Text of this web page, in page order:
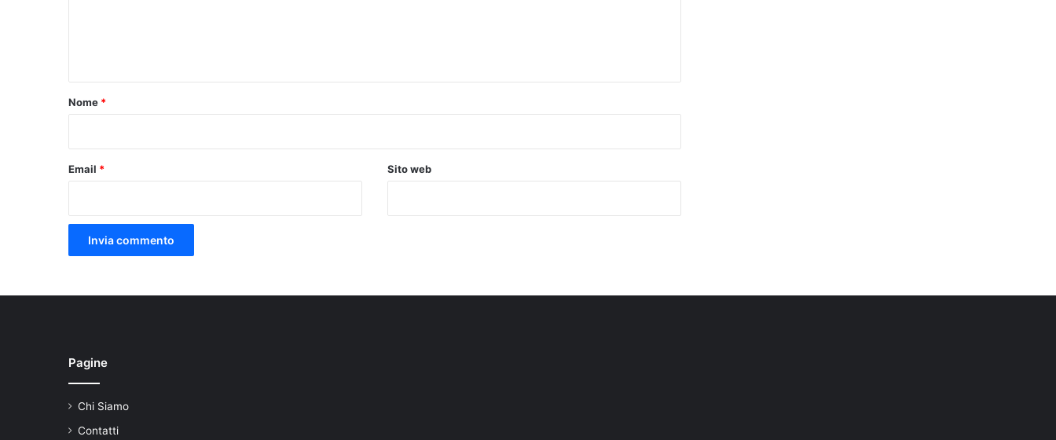
o
Nome *
Email * Sito web
Pagine
Chi Siamo
Contatti